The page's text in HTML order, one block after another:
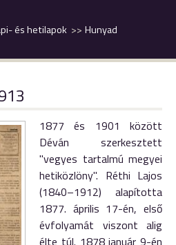
Hunyad
és hetilapok
1877 és 1901 között
Déván szerkesztett
"vegyes tartalmú megyei
hetiközlöny". Réthi Lajos
(1840–1912) alapította
1877. április 17-én, első
évfolyamát viszont alig
élte túl. 1878 január 9-én